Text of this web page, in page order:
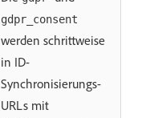
gdpr_consent
werden schrittweise
in ID-
Synchronisierungs-
URLs mit